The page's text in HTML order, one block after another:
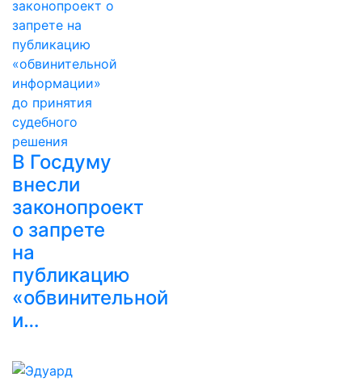
В Госдуму
внесли
законопроект
о запрете
на
публикацию
«обвинительной
и…